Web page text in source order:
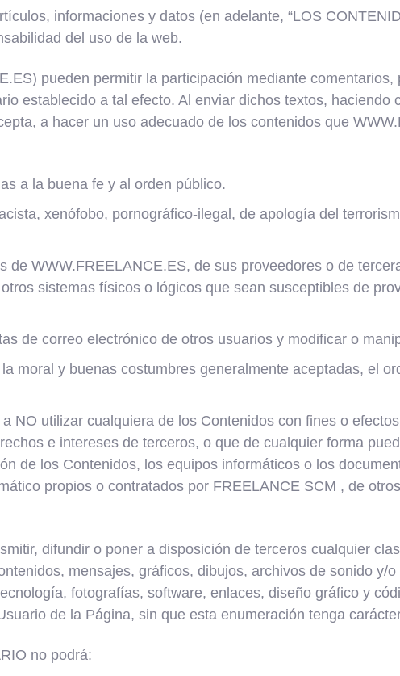
informaciones y datos (en adelante, “LOS
del uso de la web.
pueden permitir la participación mediante comentarios,
establecido a tal efecto. Al enviar dichos textos, haciendo
a hacer un uso adecuado de los contenidos que
a la buena fe y al orden público.
xenófobo, pornográfico-ilegal, de apología del
de WWW.FREELANCE.ES, de sus proveedores o de
sistemas físicos o lógicos que sean susceptibles de
de correo electrónico de otros usuarios y modificar o
moral y buenas costumbres generalmente aceptadas, el
NO utilizar cualquiera de los Contenidos con fines o
e intereses de terceros, o que de cualquier forma
de los Contenidos, los equipos informáticos o los
propios o contratados por FREELANCE SCM , de
difundir o poner a disposición de terceros cualquier
mensajes, gráficos, dibujos, archivos de sonido y/
fotografías, software, enlaces, diseño gráfico y
de la Página, sin que esta enumeración tenga
no podrá: